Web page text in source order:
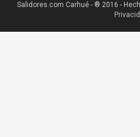
Salidores.com Carhué - ® 2016 -